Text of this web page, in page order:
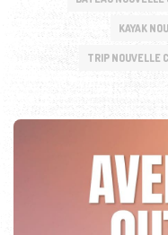
KAYAK
TRIP NOUVELLE